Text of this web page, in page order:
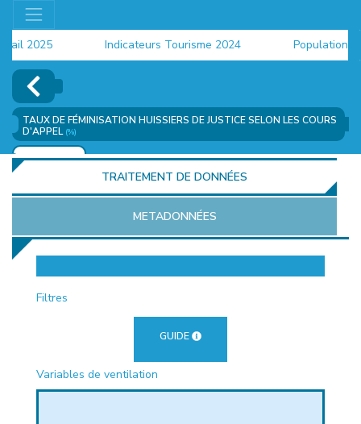
2025 Indicateurs Tourisme 2024 Population
TAUX DE FÉMINISATION HUISSIERS DE JUSTICE SELON LES COURS
D'APPEL (%)
AJOUTER
TRAITEMENT DE DONNÉES
METADONNÉES
Filtres
GUIDE
Variables de ventilation